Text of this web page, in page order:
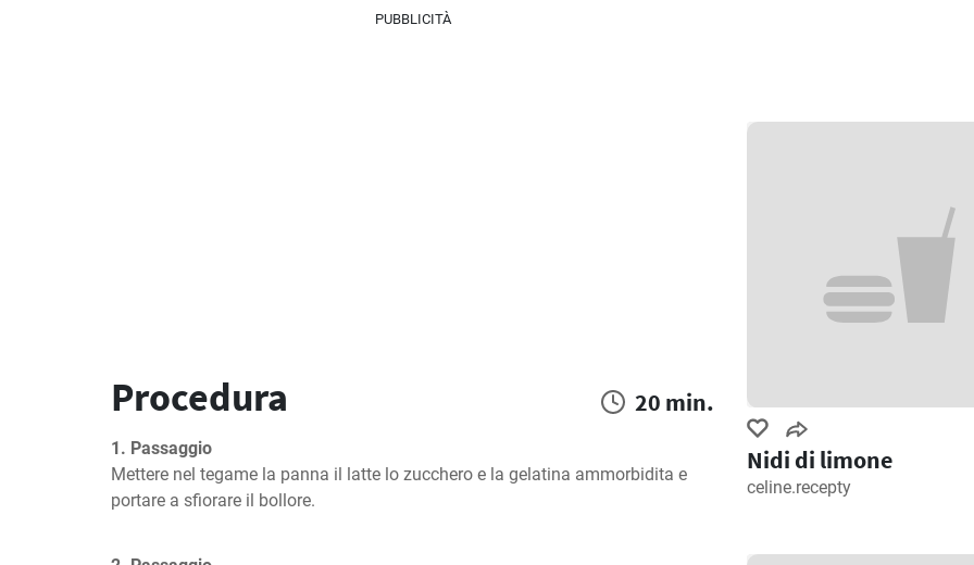
PUBBLICITÀ
Procedura 20 min.
1. Passaggio
Mettere nel tegame la panna il latte lo zucchero e la gelatina ammorbidita e
portare a sfiorare il bollore.
Nidi di limone
celine.recepty